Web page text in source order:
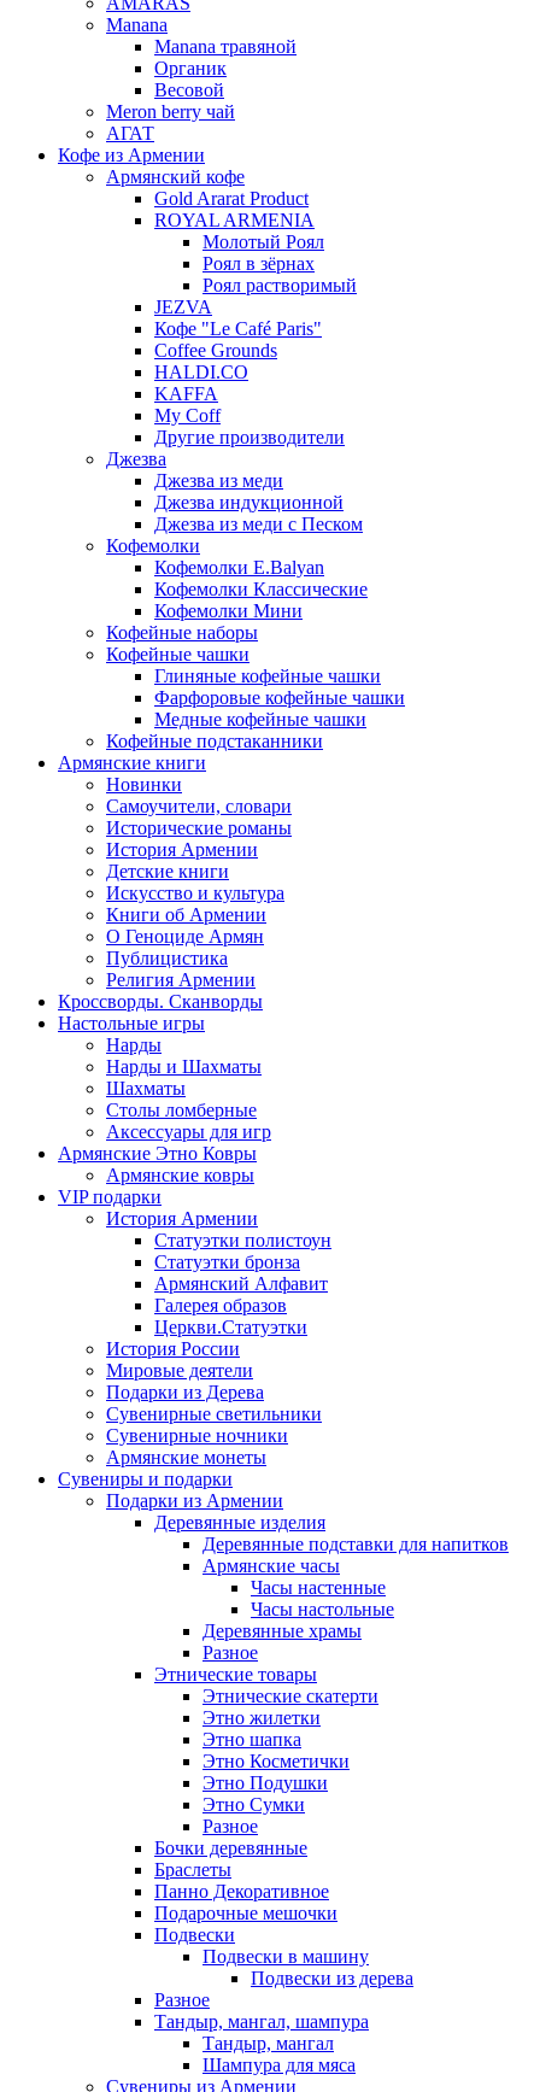
Manana
Manana травяной
Органик
Весовой
Meron berry чай
АГАТ
Кофе из Армении
Армянский кофе
Gold Ararat Product
ROYAL ARMENIA
Молотый Роял
Роял в зёрнах
Роял растворимый
JEZVA
Кофе "Le Café Paris"
Coffee Grounds
HALDI.CO
KAFFA
My Coff
Другие производители
Джезва
Джезва из меди
Джезва индукционной
Джезва из меди с Песком
Кофемолки
Кофемолки E.Balyan
Кофемолки Классические
Кофемолки Мини
Кофейные наборы
Кофейные чашки
Глиняные кофейные чашки
Фарфоровые кофейные чашки
Медные кофейные чашки
Кофейные подстаканники
Армянские книги
Новинки
Самоучители, словари
Исторические романы
История Армении
Детские книги
Иcкусство и культура
Книги об Армении
О Геноциде Армян
Публицистика
Религия Армении
Кроссворды. Сканворды
Настольные игры
Нарды
Нарды и Шахматы
Шахматы
Столы ломберные
Аксессуары для игр
Армянские Этно Ковры
Армянские ковры
VIP подарки
История Армении
Статуэтки полистоун
Статуэтки бронза
Армянский Алфавит
Галерея образов
Церкви.Статуэтки
История России
Мировые деятели
Подарки из Дерева
Сувенирные светильники
Сувенирные ночники
Армянские монеты
Сувениры и подарки
Подарки из Армении
Деревянные изделия
Деревянные подставки для напитков
Армянские часы
Часы настенные
Часы настольные
Деревянные храмы
Разное
Этнические товары
Этнические скатерти
Этно жилетки
Этно шапка
Этно Косметички
Этно Подушки
Этно Сумки
Разное
Бочки деревянные
Браслеты
Панно Декоративное
Подарочные мешочки
Подвески
Подвески в машину
Подвески из дерева
Разное
Тандыр, мангал, шампура
Тандыр, мангал
Шампура для мяса
Сувениры из Армении